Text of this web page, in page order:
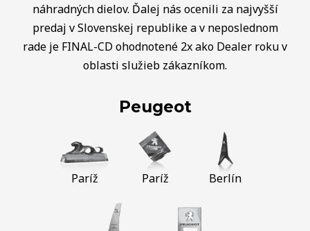
náhradných dielov. Ďalej nás ocenili za najvyšší
predaj v Slovenskej republike a v neposlednom
rade je FINAL-CD ohodnotené 2x ako Dealer roku v
oblasti služieb zákazníkom.
Peugeot
Paríž Paríž Berlín